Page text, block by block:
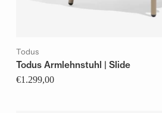
Todus
Todus Armlehnstuhl | Slide
€1.299,00